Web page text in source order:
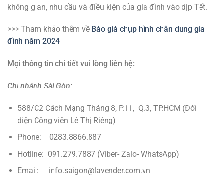
không gian, nhu cầu và điều kiện của gia đình vào dịp Tết.
>>> Tham khảo thêm về Báo giá chụp hình chân dung gia
đình năm 2024
Mọi thông tin chi tiết vui lòng liên hệ:
Chi nhánh Sài Gòn:
588/C2 Cách Mạng Tháng 8, P.11, Q.3, TP.HCM (Đối
diện Công viên Lê Thị Riêng)
Phone: 0283.8866.887
Hotline: 091.279.7887 (Viber- Zalo- WhatsApp)
Email: info.saigon@lavender.com.vn